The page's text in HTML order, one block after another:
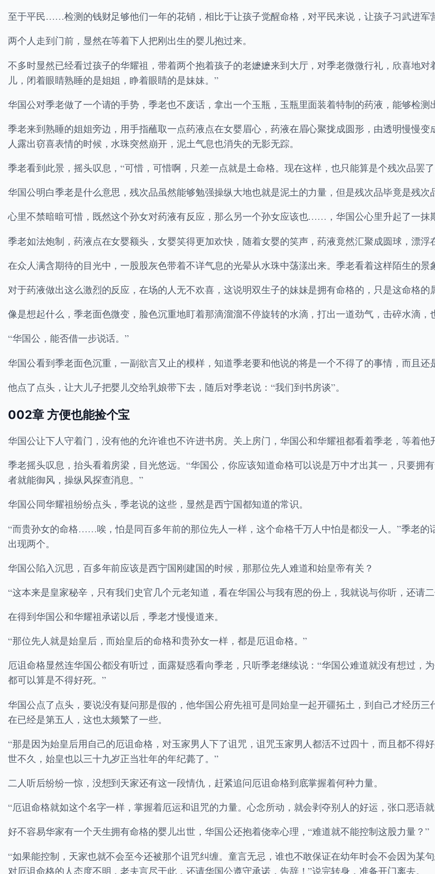
至于平民……检测的钱财足够他们一年的花销，相比于让孩子觉醒命格，对平民来说，让孩子习武进军
两个人走到门前，显然在等着下人把刚出生的婴儿抱过来。
不多时显然已经看过孩子的华耀祖，带着两个抱着孩子的老嬷嬷来到大厅，对季老微微行礼，欣喜地
儿，闭着眼睛熟睡的是姐姐，睁着眼睛的是妹妹。”
华国公对季老做了一个请的手势，季老也不废话，拿出一个玉瓶，玉瓶里面装着特制的药液，能够检测
季老来到熟睡的姐姐旁边，用手指蘸取一点药液点在女婴眉心，药液在眉心聚拢成圆形，由透明慢慢
人露出窃喜表情的时候，水珠突然崩开，泥土气息也消失的无影无踪。
季老看到此景，摇头叹息，“可惜，可惜啊，只差一点就是土命格。现在这样，也只能算是个残次品罢
华国公明白季老是什么意思，残次品虽然能够勉强操纵大地也就是泥土的力量，但是残次品毕竟是残次
心里不禁暗暗可惜，既然这个孙女对药液有反应，那么另一个孙女应该也……，华国公心里升起了一抹
季老如法炮制，药液点在女婴额头，女婴笑得更加欢快，随着女婴的笑声，药液竟然汇聚成圆球，漂浮
在众人满含期待的目光中，一股股灰色带着不详气息的光晕从水珠中荡漾出来。季老看着这样陌生的景
对于药液做出这么激烈的反应，在场的人无不欢喜，这说明双生子的妹妹是拥有命格的，只是这命格的
像是想起什么，季老面色微变，脸色沉重地盯着那滴溜溜不停旋转的水滴，打出一道劲气，击碎水滴，
“华国公，能否借一步说话。”
华国公看到季老面色沉重，一副欲言又止的模样，知道季老要和他说的将是一个不得了的事情，而且还
他点了点头，让大儿子把婴儿交给乳娘带下去，随后对季老说：“我们到书房谈”。
002章 方便也能捡个宝
华国公让下人守着门，没有他的允许谁也不许进书房。关上房门，华国公和华耀祖都看着季老，等着他
季老摇头叹息，抬头看着房梁，目光悠远。“华国公，你应该知道命格可以说是万中才出其一，只要拥
者就能御风，操纵风探查消息。”
华国公同华耀祖纷纷点头，季老说的这些，显然是西宁国都知道的常识。
“而贵孙女的命格……唉，怕是同百多年前的那位先人一样，这个命格千万人中怕是都没一人。”季老的
出现两个。
华国公陷入沉思，百多年前应该是西宁国刚建国的时候，那那位先人难道和始皇帝有关？
“这本来是皇家秘辛，只有我们史官几个元老知道，看在华国公与我有恩的份上，我就说与你听，还请
在得到华国公和华耀祖承诺以后，季老才慢慢道来。
“那位先人就是始皇后，而始皇后的命格和贵孙女一样，都是厄诅命格。”
厄诅命格显然连华国公都没有听过，面露疑惑看向季老，只听季老继续说：“华国公难道就没有想过，
都可以算是不得好死。”
华国公点了点头，要说没有疑问那是假的，他华国公府先祖可是同始皇一起开疆拓土，到自己才经历
在已经是第五人，这也太频繁了一些。
“那是因为始皇后用自己的厄诅命格，对玉家男人下了诅咒，诅咒玉家男人都活不过四十，而且都不得
世不久，始皇也以三十九岁正当壮年的年纪薨了。”
二人听后纷纷一惊，没想到天家还有这一段情仇，赶紧追问厄诅命格到底掌握着何种力量。
“厄诅命格就如这个名字一样，掌握着厄运和诅咒的力量。心念所动，就会剥夺别人的好运，张口恶语
好不容易华家有一个天生拥有命格的婴儿出世，华国公还抱着侥幸心理，“难道就不能控制这股力量？”
“如果能控制，天家也就不会至今还被那个诅咒纠缠。童言无忌，谁也不敢保证在幼年时会不会因为某
对厄诅命格的人态度不明，老夫言尽于此，还请华国公遵守承诺，告辞！”说完转身，准备开门离去。